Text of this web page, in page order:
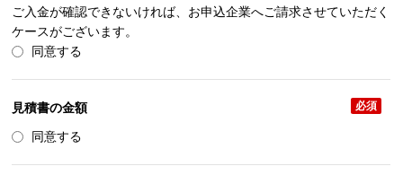
ご入金が確認できないければ、お申込企業へご請求させていただく
ケースがございます。
同意する
見積書の金額 必須
同意する